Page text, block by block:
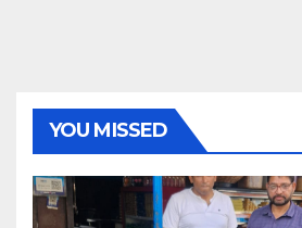
YOU MISSED